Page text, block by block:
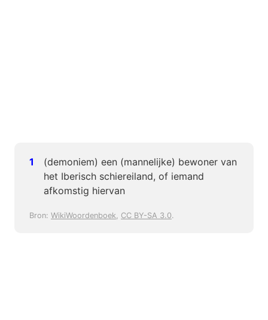
(demoniem) een (mannelijke) bewoner van
het Iberisch schiereiland, of iemand
afkomstig hiervan
Bron: WikiWoordenboek, CC BY-SA 3.0.